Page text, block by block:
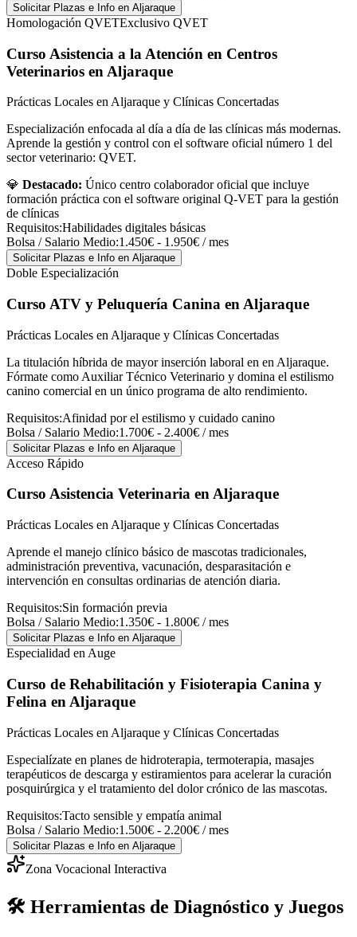
Solicitar Plazas e Info en Aljaraque
Homologación QVETExclusivo QVET
Curso Asistencia a la Atención en Centros
Veterinarios en Aljaraque
Prácticas Locales en Aljaraque y Clínicas Concertadas
Especialización enfocada al día a día de las clínicas más modernas.
Aprende la gestión y control con el software oficial número 1 del
sector veterinario: QVET.
💎 Destacado: Único centro colaborador oficial que incluye
formación práctica con el software original Q-VET para la gestión
de clínicas
Requisitos:Habilidades digitales básicas
Bolsa / Salario Medio:1.450€ - 1.950€ / mes
Solicitar Plazas e Info en Aljaraque
Doble Especialización
Curso ATV y Peluquería Canina en Aljaraque
Prácticas Locales en Aljaraque y Clínicas Concertadas
La titulación híbrida de mayor inserción laboral en en Aljaraque.
Fórmate como Auxiliar Técnico Veterinario y domina el estilismo
canino comercial en un único programa de alto rendimiento.
Requisitos:Afinidad por el estilismo y cuidado canino
Bolsa / Salario Medio:1.700€ - 2.400€ / mes
Solicitar Plazas e Info en Aljaraque
Acceso Rápido
Curso Asistencia Veterinaria en Aljaraque
Prácticas Locales en Aljaraque y Clínicas Concertadas
Aprende el manejo clínico básico de mascotas tradicionales,
administración preventiva, vacunación, desparasitación e
intervención en consultas ordinarias de atención diaria.
Requisitos:Sin formación previa
Bolsa / Salario Medio:1.350€ - 1.800€ / mes
Solicitar Plazas e Info en Aljaraque
Especialidad en Auge
Curso de Rehabilitación y Fisioterapia Canina y
Felina en Aljaraque
Prácticas Locales en Aljaraque y Clínicas Concertadas
Especialízate en planes de hidroterapia, termoterapia, masajes
terapéuticos de descarga y estiramientos para acelerar la curación
posquirúrgica y el tratamiento del dolor crónico de las mascotas.
Requisitos:Tacto sensible y empatía animal
Bolsa / Salario Medio:1.500€ - 2.200€ / mes
Solicitar Plazas e Info en Aljaraque
Zona Vocacional Interactiva
🛠️ Herramientas de Diagnóstico y Juegos